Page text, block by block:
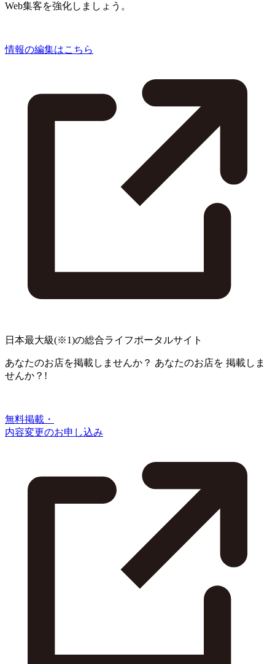
Web集客を強化しましょう。
情報の編集はこちら
日本最大級(※1)の総合ライフポータルサイト
あなたのお店を掲載しませんか？ あなたのお店を 掲載しま
せんか？!
無料掲載・
内容変更のお申し込み